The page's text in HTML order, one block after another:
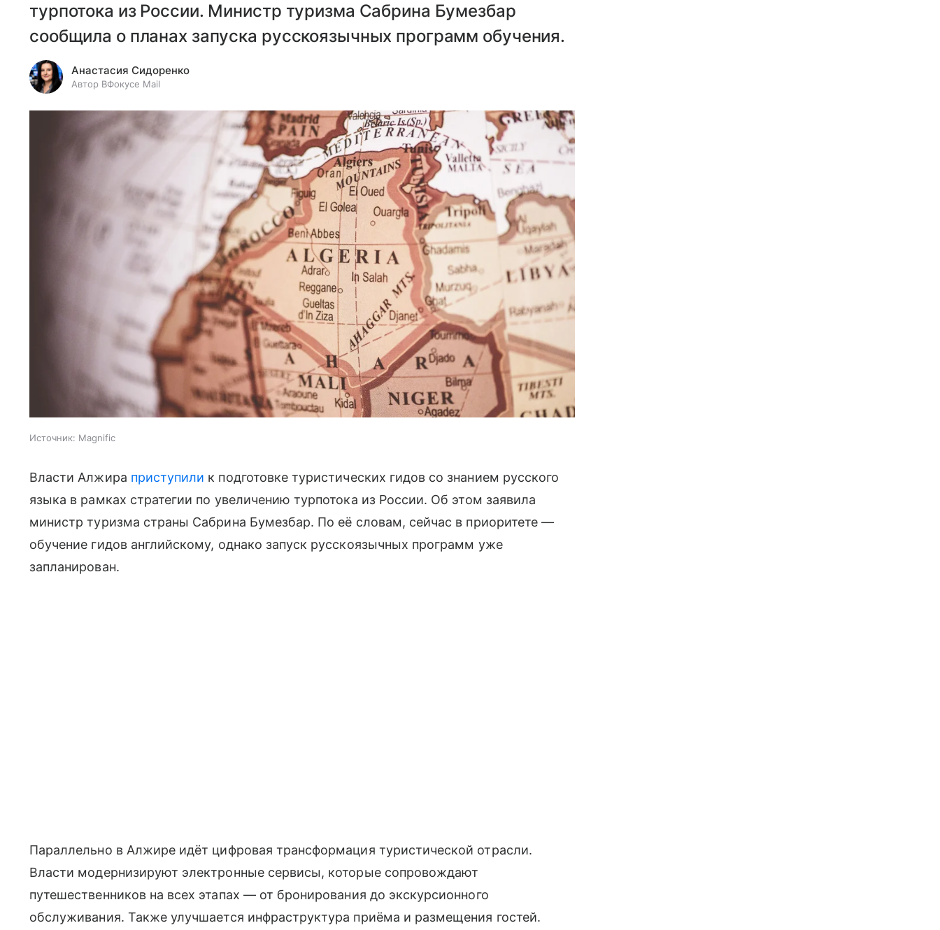
турпотока из России. Министр туризма Сабрина Бумезбар
сообщила о планах запуска русскоязычных программ обучения.
Анастасия Сидоренко
Автор ВФокусе Mail
Источник: Magnific
Власти Алжира приступили к подготовке туристических гидов со знанием русского
языка в рамках стратегии по увеличению турпотока из России. Об этом заявила
министр туризма страны Сабрина Бумезбар. По её словам, сейчас в приоритете —
обучение гидов английскому, однако запуск русскоязычных программ уже
запланирован.
Параллельно в Алжире идёт цифровая трансформация туристической отрасли.
Власти модернизируют электронные сервисы, которые сопровождают
путешественников на всех этапах — от бронирования до экскурсионного
обслуживания. Также улучшается инфраструктура приёма и размещения гостей.